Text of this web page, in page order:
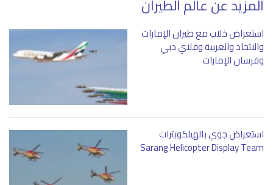
المزيد عن عالم الطيران
استعراض خلاب مع طيران الإمارات
والاتحاد والعربية وفلاي دبي
وفرسان الإمارات
استعراض جوي بالهيلكوبترات
Sarang Helicopter Display Team